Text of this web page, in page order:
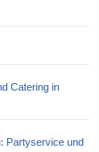
Catering in
Partyservice und